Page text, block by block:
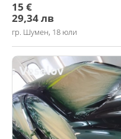
15 €
29,34 лв
гр. Шумен, 18 юли